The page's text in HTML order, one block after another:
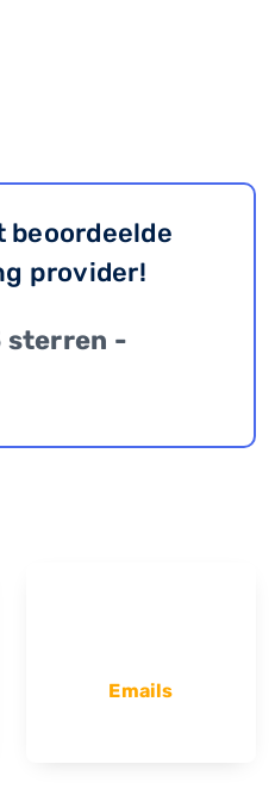
beoordeelde
provider!
sterren -
Emails